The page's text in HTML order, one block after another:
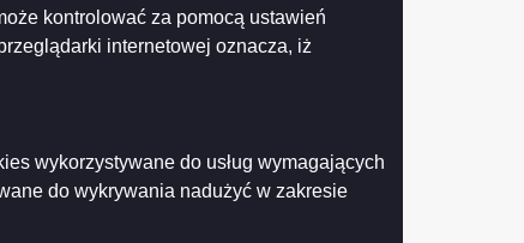
kontrolować za pomocą ustawień
internetowej oznacza, iż
wykorzystywane do usług wymagających
do wykrywania nadużyć w zakresie
Drukuj do PDF
Drukuj